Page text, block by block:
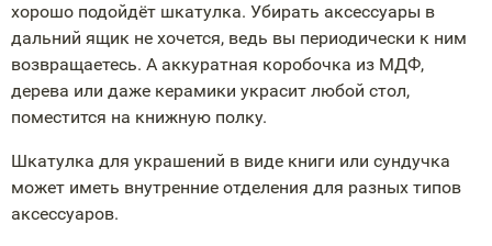
хорошо подойдёт шкатулка. Убирать аксессуары в
дальний ящик не хочется, ведь вы периодически к ним
возвращаетесь. А аккуратная коробочка из МДФ,
дерева или даже керамики украсит любой стол,
поместится на книжную полку.
Шкатулка для украшений в виде книги или сундучка
может иметь внутренние отделения для разных типов
аксессуаров.